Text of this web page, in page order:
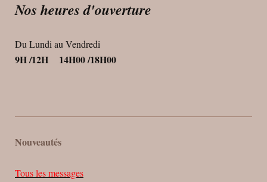
Nos heures d'ouverture
Du Lundi au Vendredi
9H /12H 14H00 /18H00
Nouveautés
Tous les messages